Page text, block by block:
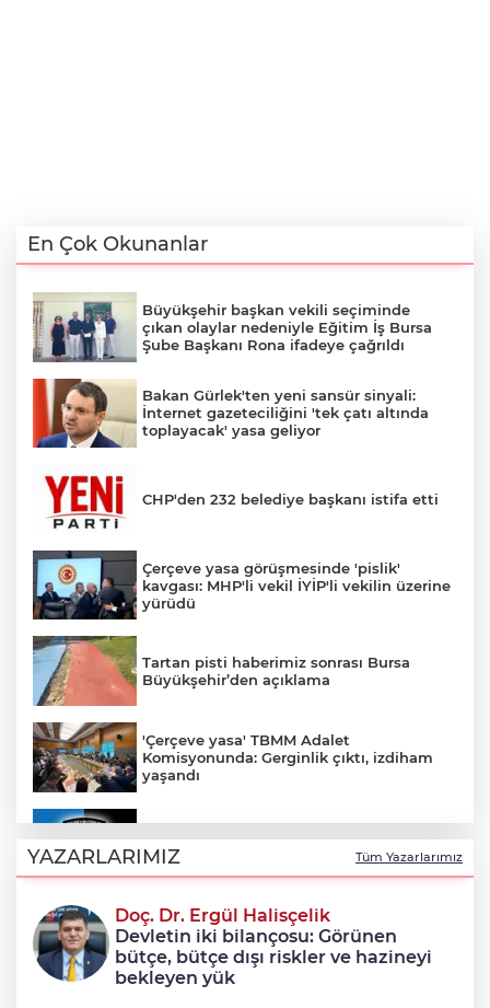
En Çok Okunanlar
Büyükşehir başkan vekili seçiminde
çıkan olaylar nedeniyle Eğitim İş Bursa
Şube Başkanı Rona ifadeye çağrıldı
Bakan Gürlek'ten yeni sansür sinyali:
İnternet gazeteciliğini 'tek çatı altında
toplayacak' yasa geliyor
CHP'den 232 belediye başkanı istifa etti
Çerçeve yasa görüşmesinde 'pislik'
kavgası: MHP'li vekil İYİP'li vekilin üzerine
yürüdü
Tartan pisti haberimiz sonrası Bursa
Büyükşehir’den açıklama
'Çerçeve yasa' TBMM Adalet
Komisyonunda: Gerginlik çıktı, izdiham
yaşandı
sözleşme imzaladı
Çerçeve yasa teklifi Adalet
Komisyonunda kabul edildi
YAZARLARIMIZ Tüm Yazarlarımız
Doç. Dr. Ergül Halisçelik
Devletin iki bilançosu: Görünen
bütçe, bütçe dışı riskler ve hazineyi
bekleyen yük